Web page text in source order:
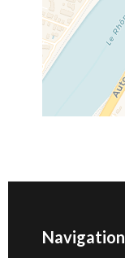
Navigation